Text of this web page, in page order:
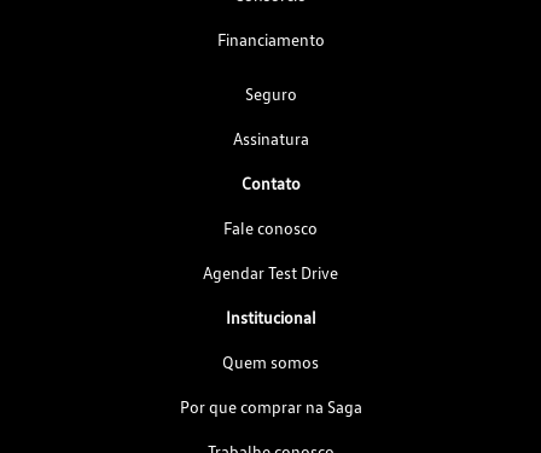
Financiamento
Seguro
Assinatura
Contato
Fale conosco
Agendar Test Drive
Institucional
Quem somos
Por que comprar na Saga